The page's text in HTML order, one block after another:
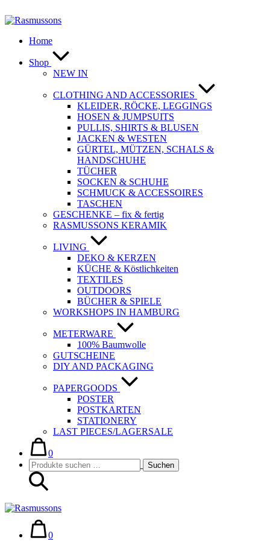
Inhalt
Home
Shop
NEW IN
CLOTHING AND ACCESSORIES
KLEIDER, RÖCKE, LEGGINGS
HOSEN & JUMPSUITS
PULLIS, SHIRTS & BLUSEN
JACKEN & WESTEN
GÜRTEL, MÜTZEN, SCHALS &
HANDSCHUHE
TÜCHER
SOCKEN & SCHUHE
SCHMUCK & ACCESSOIRES
TASCHEN
GESCHENKE – fix & fertig
RASMUSSONS KERAMIK
LIVING
DEKO & KERZEN
KÜCHE & Köstlichkeiten
TEXTILES
OUTDOORS
BÜCHER & SPIELE
WORKSHOPS IN HAMBURG
METERWARE
100% Baumwolle
GUTSCHEINE
DIY AND PACKAGING
PAPERGOODS
POSTER
POSTKARTEN
STATIONERY
LAST PIECES/LAGERSALE
Warenkorb
0im
Warenkorb
Suche-
Schalter
Suchen
nach:
Suchen
Warenkorb
0im